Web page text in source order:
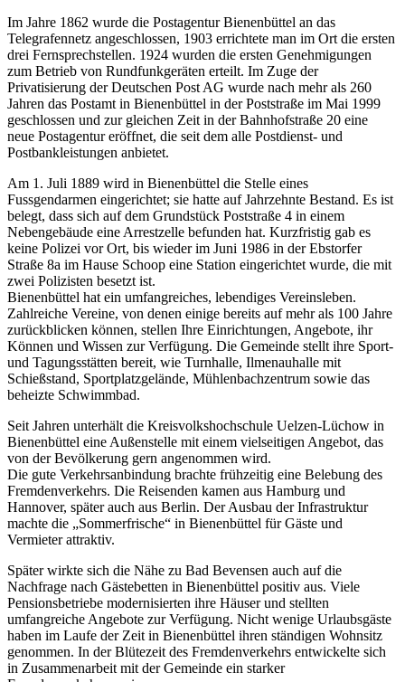
Im Jahre 1862 wurde die Postagentur Bienenbüttel an das
Telegrafennetz angeschlossen, 1903 errichtete man im Ort die ersten
drei Fernsprechstellen. 1924 wurden die ersten Genehmigungen
zum Betrieb von Rundfunkgeräten erteilt. Im Zuge der
Privatisierung der Deutschen Post AG wurde nach mehr als 260
Jahren das Postamt in Bienenbüttel in der Poststraße im Mai 1999
geschlossen und zur gleichen Zeit in der Bahnhofstraße 20 eine
neue Postagentur eröffnet, die seit dem alle Postdienst- und
Postbankleistungen anbietet.
Am 1. Juli 1889 wird in Bienenbüttel die Stelle eines
Fussgendarmen eingerichtet; sie hatte auf Jahrzehnte Bestand. Es ist
belegt, dass sich auf dem Grundstück Poststraße 4 in einem
Nebengebäude eine Arrestzelle befunden hat. Kurzfristig gab es
keine Polizei vor Ort, bis wieder im Juni 1986 in der Ebstorfer
Straße 8a im Hause Schoop eine Station eingerichtet wurde, die mit
zwei Polizisten besetzt ist.
Bienenbüttel hat ein umfangreiches, lebendiges Vereinsleben.
Zahlreiche Vereine, von denen einige bereits auf mehr als 100 Jahre
zurückblicken können, stellen Ihre Einrichtungen, Angebote, ihr
Können und Wissen zur Verfügung. Die Gemeinde stellt ihre Sport-
und Tagungsstätten bereit, wie Turnhalle, Ilmenauhalle mit
Schießstand, Sportplatzgelände, Mühlenbachzentrum sowie das
beheizte Schwimmbad.
Seit Jahren unterhält die Kreisvolkshochschule Uelzen-Lüchow in
Bienenbüttel eine Außenstelle mit einem vielseitigen Angebot, das
von der Bevölkerung gern angenommen wird.
Die gute Verkehrsanbindung brachte frühzeitig eine Belebung des
Fremdenverkehrs. Die Reisenden kamen aus Hamburg und
Hannover, später auch aus Berlin. Der Ausbau der Infrastruktur
machte die „Sommerfrische“ in Bienenbüttel für Gäste und
Vermieter attraktiv.
Später wirkte sich die Nähe zu Bad Bevensen auch auf die
Nachfrage nach Gästebetten in Bienenbüttel positiv aus. Viele
Pensionsbetriebe modernisierten ihre Häuser und stellten
umfangreiche Angebote zur Verfügung. Nicht wenige Urlaubsgäste
haben im Laufe der Zeit in Bienenbüttel ihren ständigen Wohnsitz
genommen. In der Blütezeit des Fremdenverkehrs entwickelte sich
in Zusammenarbeit mit der Gemeinde ein starker